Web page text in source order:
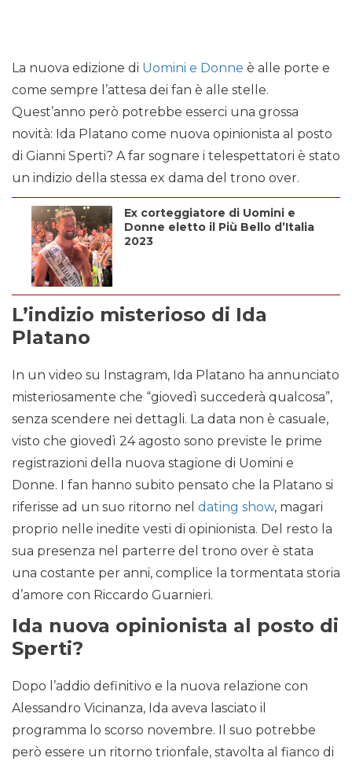
La nuova edizione di Uomini e Donne è alle porte e
come sempre l’attesa dei fan è alle stelle.
Quest’anno però potrebbe esserci una grossa
novità: Ida Platano come nuova opinionista al posto
di Gianni Sperti? A far sognare i telespettatori è stato
un indizio della stessa ex dama del trono over.
Ex corteggiatore di Uomini e
Donne eletto il Più Bello d’Italia
2023
L’indizio misterioso di Ida
Platano
In un video su Instagram, Ida Platano ha annunciato
misteriosamente che “giovedì succederà qualcosa”,
senza scendere nei dettagli. La data non è casuale,
visto che giovedì 24 agosto sono previste le prime
registrazioni della nuova stagione di Uomini e
Donne. I fan hanno subito pensato che la Platano si
riferisse ad un suo ritorno nel dating show, magari
proprio nelle inedite vesti di opinionista. Del resto la
sua presenza nel parterre del trono over è stata
una costante per anni, complice la tormentata storia
d’amore con Riccardo Guarnieri.
Ida nuova opinionista al posto di
Sperti?
Dopo l’addio definitivo e la nuova relazione con
Alessandro Vicinanza, Ida aveva lasciato il
programma lo scorso novembre. Il suo potrebbe
però essere un ritorno trionfale, stavolta al fianco di